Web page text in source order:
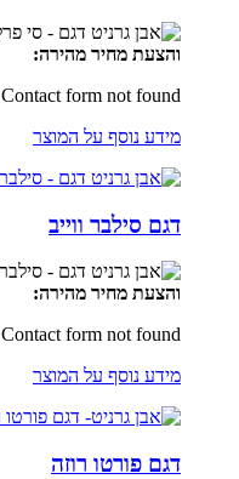
והצעת מחיר מהירה:
Contact form not found.
מידע נוסף על המוצר
דגם סילבר ווייב
והצעת מחיר מהירה:
Contact form not found.
מידע נוסף על המוצר
דגם פורטו רוזה